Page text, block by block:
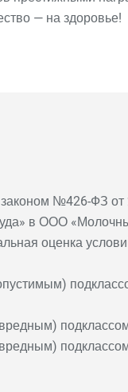
— на здоровье!
№426-ФЗ от
в ООО
оценка